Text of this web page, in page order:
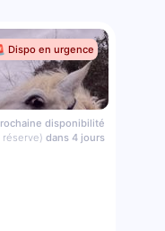
Dispo en urgence
disponibilité
réserve) dans 4 jours